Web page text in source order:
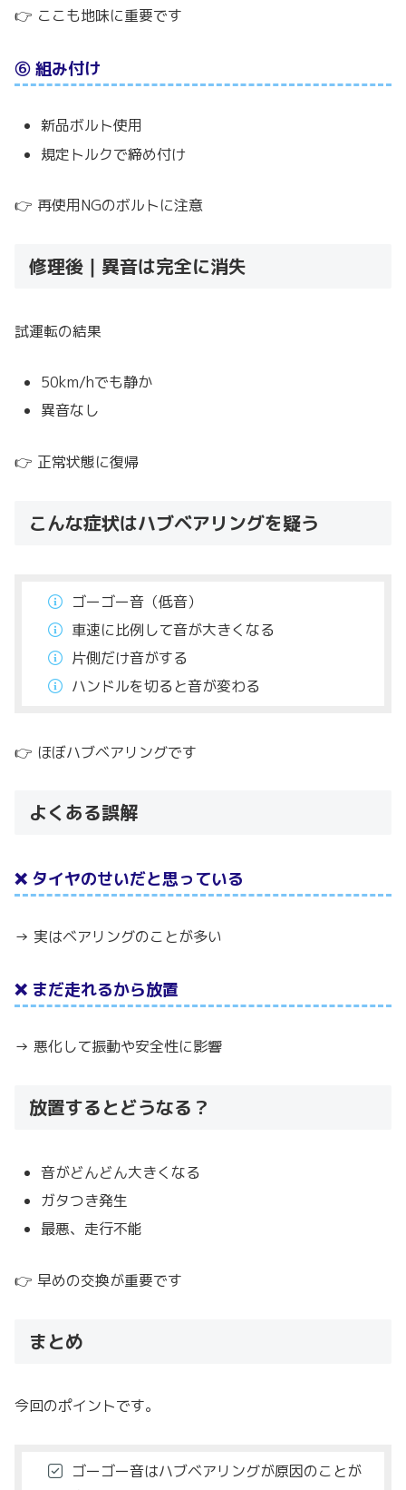
👉 ここも地味に重要です
⑥ 組み付け
新品ボルト使用
規定トルクで締め付け
👉 再使用NGのボルトに注意
修理後｜異音は完全に消失
試運転の結果
50km/hでも静か
異音なし
👉 正常状態に復帰
こんな症状はハブベアリングを疑う
ゴーゴー音（低音）
車速に比例して音が大きくなる
片側だけ音がする
ハンドルを切ると音が変わる
👉 ほぼハブベアリングです
よくある誤解
❌ タイヤのせいだと思っている
→ 実はベアリングのことが多い
❌ まだ走れるから放置
→ 悪化して振動や安全性に影響
放置するとどうなる？
音がどんどん大きくなる
ガタつき発生
最悪、走行不能
👉 早めの交換が重要です
まとめ
今回のポイントです。
ゴーゴー音はハブベアリングが原因のことが